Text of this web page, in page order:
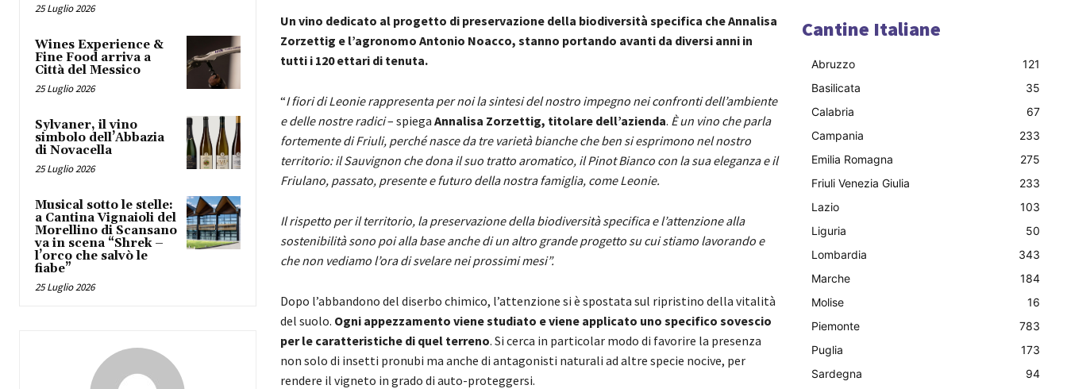
25 Luglio 2026
Wines Experience &
Fine Food arriva a
Città del Messico
25 Luglio 2026
Sylvaner, il vino
simbolo dell’Abbazia
di Novacella
25 Luglio 2026
Musical sotto le stelle:
a Cantina Vignaioli del
Morellino di Scansano
va in scena “Shrek –
l’orco che salvò le
fiabe”
25 Luglio 2026
Un vino dedicato al progetto di preservazione della biodiversità specifica che Annalisa
Zorzettig e l’agronomo Antonio Noacco, stanno portando avanti da diversi anni in
tutti i 120 ettari di tenuta.
“I fiori di Leonie rappresenta per noi la sintesi del nostro impegno nei confronti dell’ambiente
e delle nostre radici– spiega Annalisa Zorzettig, titolare dell’azienda. È un vino che parla
fortemente di Friuli, perché nasce da tre varietà bianche che ben si esprimono nel nostro
territorio: il Sauvignon che dona il suo tratto aromatico, il Pinot Bianco con la sua eleganza e il
Friulano, passato, presente e futuro della nostra famiglia, come Leonie.
Il rispetto per il territorio, la preservazione della biodiversità specifica e l’attenzione alla
sostenibilità sono poi alla base anche di un altro grande progetto su cui stiamo lavorando e
che non vediamo l’ora di svelare nei prossimi mesi”.
Dopo l’abbandono del diserbo chimico, l’attenzione si è spostata sul ripristino della vitalità
del suolo. Ogni appezzamento viene studiato e viene applicato uno specifico sovescio
per le caratteristiche di quel terreno. Si cerca in particolar modo di favorire la presenza
non solo di insetti pronubi ma anche di antagonisti naturali ad altre specie nocive, per
rendere il vigneto in grado di auto-proteggersi.
Cantine Italiane
Abruzzo
121
Basilicata
35
Calabria
67
Campania
233
Emilia Romagna
275
Friuli Venezia Giulia
233
Lazio
103
Liguria
50
Lombardia
343
Marche
184
Molise
16
Piemonte
783
Puglia
173
Sardegna
94